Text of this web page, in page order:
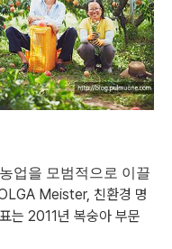
업을 모범적으로 이끌
Meister, 친환경 명
는 2011년 복숭아 부문